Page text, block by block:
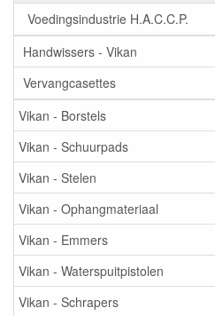
Voedingsindustrie H.A.C.C.P.
Handwissers - Vikan
Vervangcasettes
Vikan - Borstels
Vikan - Schuurpads
Vikan - Stelen
Vikan - Ophangmateriaal
Vikan - Emmers
Vikan - Waterspuitpistolen
Vikan - Schrapers